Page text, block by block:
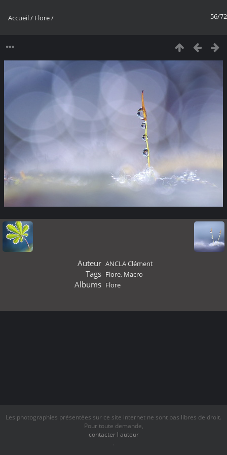
56/72
Accueil/ Flore/
Auteur ANCLA Clément
Tags Flore, Macro
Albums Flore
Les photographies présentées sur ce site internet ne sont pas libres de droit.
Pour toute demande,
contacter l auteur
.